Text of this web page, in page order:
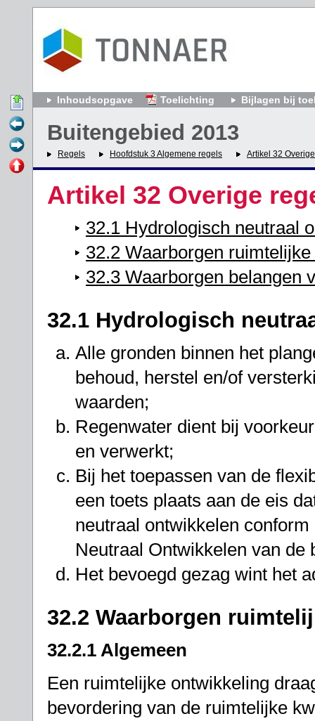
Buitengebied 2013
Regels Hoofdstuk 3 Algemene regels Artikel 32
Inhoudsopgave Toelichting Bijlagen bij
Artikel 32 Overige
32.1 Hydrologisch neutraal
32.2 Waarborgen
32.3 Waarborgen belangen
32.1 Hydrologisch
Alle gronden binnen het
behoud, herstel en/of
waarden;
Regenwater dient bij
en verwerkt;
Bij het toepassen van de
een toets plaats aan de eis
neutraal ontwikkelen
Neutraal Ontwikkelen van de
Het bevoegd gezag wint het
32.2 Waarborgen
32.2.1 Algemeen
Een ruimtelijke ontwikkeling
bevordering van de ruimtelijke